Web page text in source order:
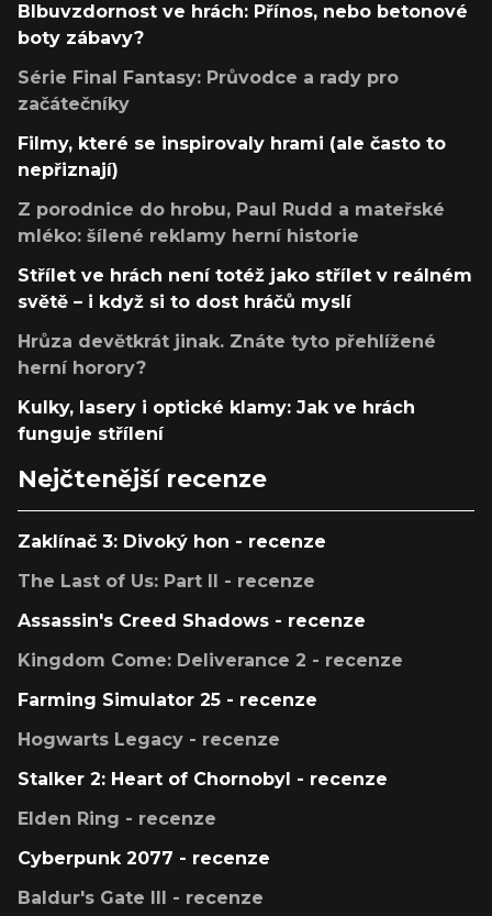
Blbuvzdornost ve hrách: Přínos, nebo betonové
boty zábavy?
Série Final Fantasy: Průvodce a rady pro
začátečníky
Filmy, které se inspirovaly hrami (ale často to
nepřiznají)
Z porodnice do hrobu, Paul Rudd a mateřské
mléko: šílené reklamy herní historie
Střílet ve hrách není totéž jako střílet v reálném
světě – i když si to dost hráčů myslí
Hrůza devětkrát jinak. Znáte tyto přehlížené
herní horory?
Kulky, lasery i optické klamy: Jak ve hrách
funguje střílení
Nejčtenější recenze
Zaklínač 3: Divoký hon - recenze
The Last of Us: Part II - recenze
Assassin's Creed Shadows - recenze
Kingdom Come: Deliverance 2 - recenze
Farming Simulator 25 - recenze
Hogwarts Legacy - recenze
Stalker 2: Heart of Chornobyl - recenze
Elden Ring - recenze
Cyberpunk 2077 - recenze
Baldur's Gate III - recenze